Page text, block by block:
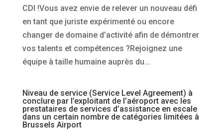
CDI !Vous avez envie de relever un nouveau défi
en tant que juriste expérimenté ou encore
changer de domaine d’activité afin de démontrer
vos talents et compétences ?Rejoignez une
équipe à taille humaine auprès du...
Niveau de service (Service Level Agreement) à
conclure par l’exploitant de l’aéroport avec les
prestataires de services d’assistance en escale
dans un certain nombre de catégories limitées à
Brussels Airport